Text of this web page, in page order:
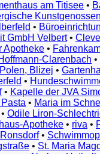
am Titisee •
•
GmbH Velbert•
Apotheke •
Clarenbach •
Blizej •
•
• Kapelle der JVA
• Maria im
• Odile Liron-
Apotheke • riva •
•
• St. Maria